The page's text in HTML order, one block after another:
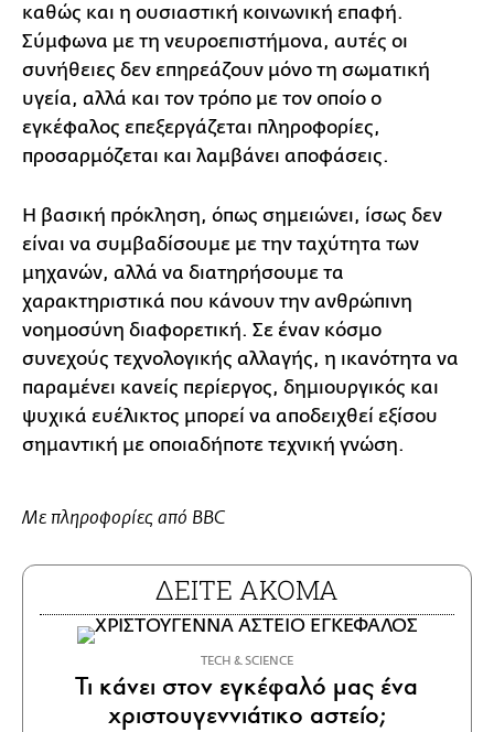
καθώς και η ουσιαστική κοινωνική επαφή.
Σύμφωνα με τη νευροεπιστήμονα, αυτές οι
συνήθειες δεν επηρεάζουν μόνο τη σωματική
υγεία, αλλά και τον τρόπο με τον οποίο ο
εγκέφαλος επεξεργάζεται πληροφορίες,
προσαρμόζεται και λαμβάνει αποφάσεις.
Η βασική πρόκληση, όπως σημειώνει, ίσως δεν
είναι να συμβαδίσουμε με την ταχύτητα των
μηχανών, αλλά να διατηρήσουμε τα
χαρακτηριστικά που κάνουν την ανθρώπινη
νοημοσύνη διαφορετική. Σε έναν κόσμο
συνεχούς τεχνολογικής αλλαγής, η ικανότητα να
παραμένει κανείς περίεργος, δημιουργικός και
ψυχικά ευέλικτος μπορεί να αποδειχθεί εξίσου
σημαντική με οποιαδήποτε τεχνική γνώση.
Με πληροφορίες από BBC
ΔΕΙΤΕ ΑΚΟΜΑ
ΤECH & SCIENCE
Τι κάνει στον εγκέφαλό μας ένα
χριστουγεννιάτικο αστείο;